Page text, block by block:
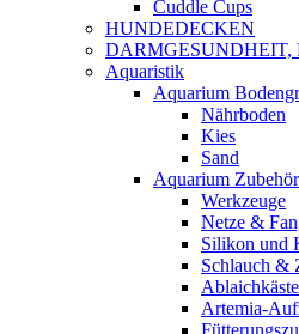
Cuddle Cups
HUNDEDECKEN
DARMGESUNDHEIT,
Aquaristik
Aquarium
Nährboden
Kies
Sand
Aquarium Zubehör
Werkzeuge
Netze &
Silikon und
Schlauch &
Artemia-